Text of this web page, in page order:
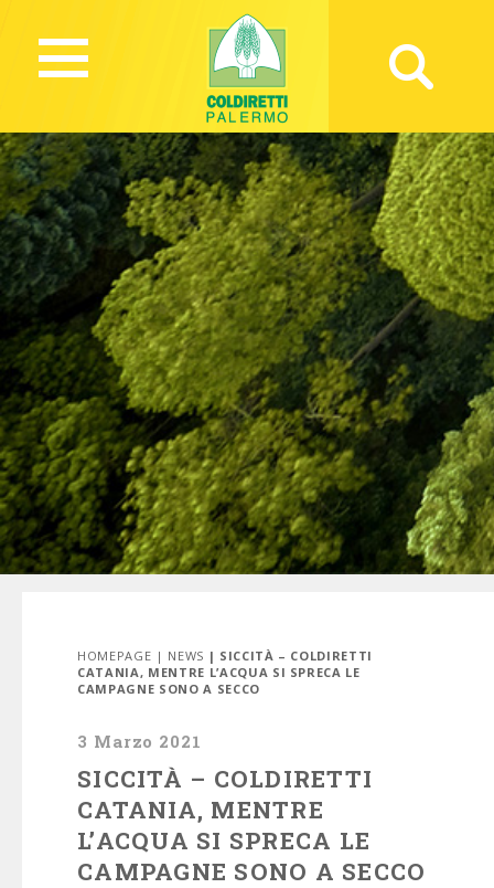
HOMEPAGE | NEWS | SICCITÀ – COLDIRETTI
CATANIA, MENTRE L’ACQUA SI SPRECA LE
CAMPAGNE SONO A SECCO
3 Marzo 2021
SICCITÀ – COLDIRETTI
CATANIA, MENTRE
L’ACQUA SI SPRECA LE
CAMPAGNE SONO A SECCO